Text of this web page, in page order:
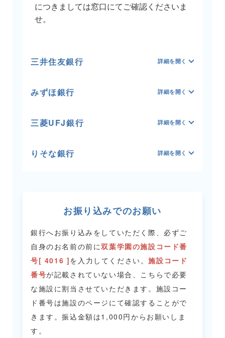
につきましては窓口にてご確認くださいま
せ。
三井住友銀行
みずほ銀行
三菱UFJ銀行
りそな銀行
お振り込みでのお願い
銀行へお振り込みをしていただく際、必ずご
自身のお名前の前に双葉学園の施設コード番
号[ 4016 ]を入力してください。施設コード
番号が記載されていない場合、こちらで必要
な施設に割当させていただきます。 施設コー
ド番号は施設のページにて確認することがで
きます。振込金額は1,000円からお願いしま
す。